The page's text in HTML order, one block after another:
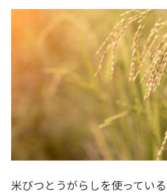
米びつとうがらしを使ってい